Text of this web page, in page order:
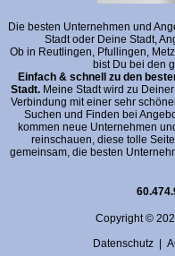
Die besten Unternehmen und
Stadt oder Deine Stadt,
Ob in Reutlingen, Pfullingen,
bist Du bei den
Einfach & schnell zu den
Stadt. Meine Stadt wird zu
Verbindung mit einer sehr
Suchen und Finden bei
kommen neue Unternehmen
reinschauen, diese tolle
gemeinsam, die besten
Copyright ©
Datenschutz |